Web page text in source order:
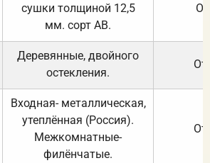
сушки толщиной 12,5
мм. сорт АВ.
Деревянные, двойного
остекления.
Входная- металлическая,
утеплённая (Россия).
Межкомнатные-
филёнчатые.